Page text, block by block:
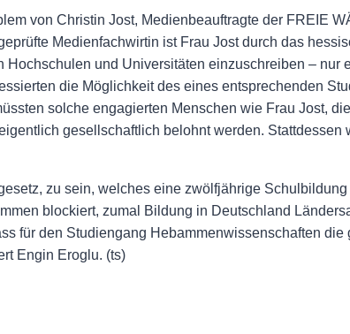
von Christin Jost, Medienbeauftragte der FREIE
Medienfachwirtin ist Frau Jost durch das
und Universitäten einzuschreiben – nur
die Möglichkeit des eines entsprechenden
solche engagierten Menschen wie Frau Jost,
gesellschaftlich belohnt werden. Stattdessen
zu sein, welches eine zwölfjährige
blockiert, zumal Bildung in Deutschland
für den Studiengang Hebammenwissenschaften
Engin Eroglu. (ts)